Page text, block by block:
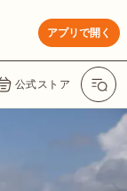
アプリで開く
公式ストア